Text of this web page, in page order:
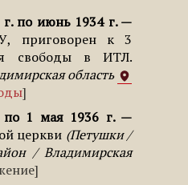
по июнь 1934 г.
приговорен к 3
свободы в ИТЛ.
область
1 мая 1936 г.
церкви Петушки /
/ Владимирская